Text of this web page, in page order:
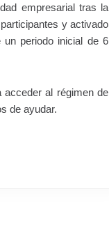
empresarial tras la
y activado
periodo inicial de 6
acceder al régimen de
de ayudar.